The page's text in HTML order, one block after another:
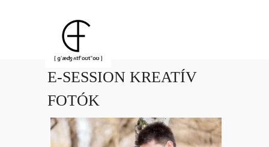
E-SESSION KREATÍV
FOTÓK